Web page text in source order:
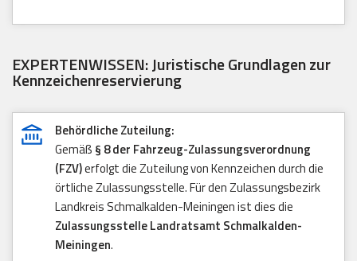
EXPERTENWISSEN: Juristische Grundlagen zur
Kennzeichenreservierung
Behördliche Zuteilung:
Gemäß § 8 der Fahrzeug-Zulassungsverordnung
(FZV)erfolgt die Zuteilung von Kennzeichen durch die
örtliche Zulassungsstelle. Für den Zulassungsbezirk
Landkreis Schmalkalden-Meiningen ist dies die
Zulassungsstelle Landratsamt Schmalkalden-
Meiningen.